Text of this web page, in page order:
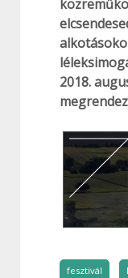
2018.
fesztivál